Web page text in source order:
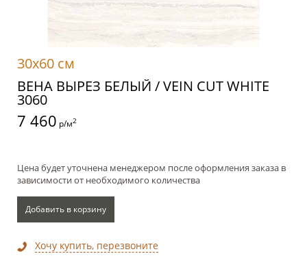
30x60 см
ВЕНА ВЫРЕЗ БЕЛЫЙ / VEIN CUT WHITE
3060
7 460 р/м2
Цена будет уточнена менеджером после оформления заказа в
зависимости от необходимого количества
Добавить в корзину
Хочу купить, перезвоните